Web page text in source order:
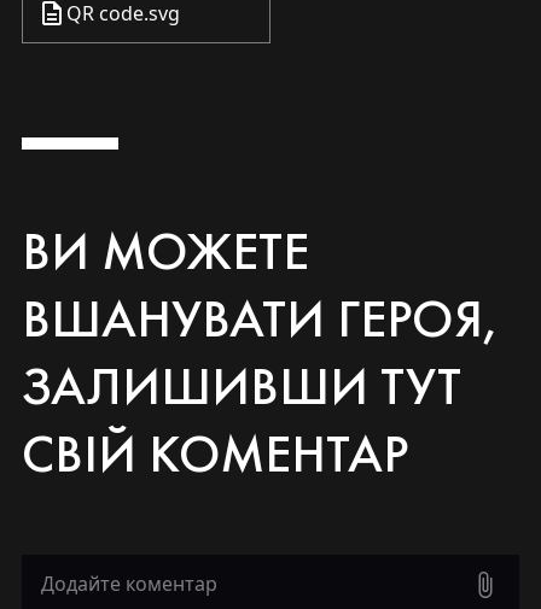
QR code.svg
ВИ МОЖЕТЕ
ВШАНУВАТИ ГЕРОЯ,
ЗАЛИШИВШИ ТУТ
СВІЙ КОМЕНТАР